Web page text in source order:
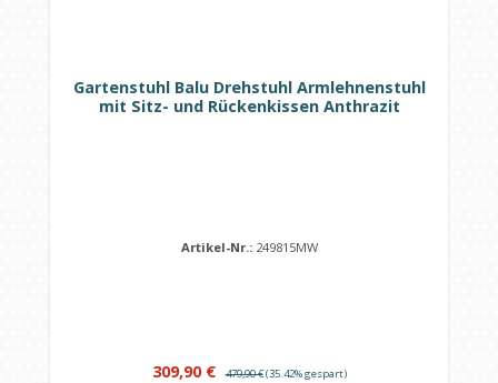
Gartenstuhl Balu Drehstuhl Armlehnenstuhl
mit Sitz- und Rückenkissen Anthrazit
Artikel-Nr.: 249815MW
Verkaufspreis:
309,90 € 479,90 €(35.42% gespart)